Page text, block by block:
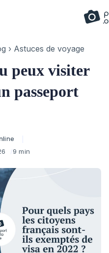
› Astuces de voyage
peux visiter
passeport
9 min